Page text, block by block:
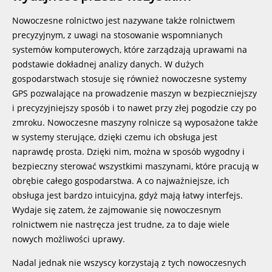
Nowoczesne rolnictwo jest nazywane także rolnictwem
precyzyjnym, z uwagi na stosowanie wspomnianych
systemów komputerowych, które zarządzają uprawami na
podstawie dokładnej analizy danych. W dużych
gospodarstwach stosuje się również nowoczesne systemy
GPS pozwalające na prowadzenie maszyn w bezpieczniejszy
i precyzyjniejszy sposób i to nawet przy złej pogodzie czy po
zmroku. Nowoczesne maszyny rolnicze są wyposażone także
w systemy sterujące, dzięki czemu ich obsługa jest
naprawdę prosta. Dzięki nim, można w sposób wygodny i
bezpieczny sterować wszystkimi maszynami, które pracują w
obrębie całego gospodarstwa. A co najważniejsze, ich
obsługa jest bardzo intuicyjna, gdyż mają łatwy interfejs.
Wydaje się zatem, że zajmowanie się nowoczesnym
rolnictwem nie nastręcza jest trudne, za to daje wiele
nowych możliwości uprawy.
Nadal jednak nie wszyscy korzystają z tych nowoczesnych